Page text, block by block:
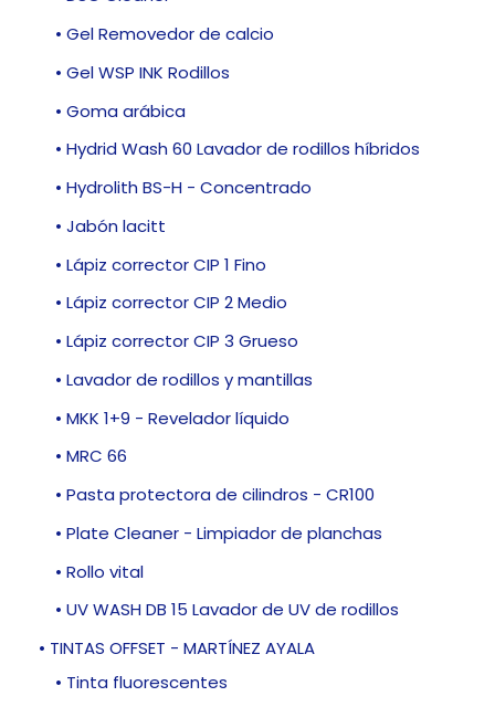
• Gel Removedor de calcio
• Gel WSP INK Rodillos
• Goma arábica
• Hydrid Wash 60 Lavador de rodillos híbridos
• Hydrolith BS-H - Concentrado
• Jabón lacitt
• Lápiz corrector CIP 1 Fino
• Lápiz corrector CIP 2 Medio
• Lápiz corrector CIP 3 Grueso
• Lavador de rodillos y mantillas
• MKK 1+9 - Revelador líquido
• MRC 66
• Pasta protectora de cilindros - CR100
• Plate Cleaner - Limpiador de planchas
• Rollo vital
• UV WASH DB 15 Lavador de UV de rodillos
• TINTAS OFFSET - MARTÍNEZ AYALA
• Tinta fluorescentes